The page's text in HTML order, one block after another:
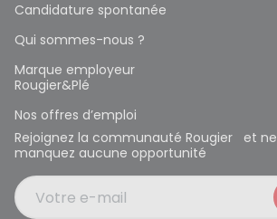
Candidature spontanée
Qui sommes-nous ?
Marque employeur
Rougier&Plé
Nos offres d’emploi
Rejoignez la communauté Rougier et ne
manquez aucune opportunité
Votre e-mail